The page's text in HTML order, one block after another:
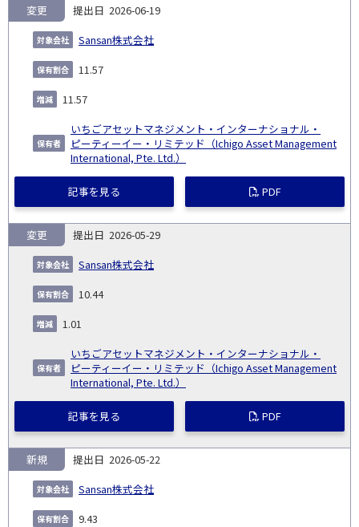
2026-06-19
Sansan株式会社
変更
11.57
11.57
いちごアセットマネジメント・インターナショナル・
ピーティーイー・リミテッド（Ichigo Asset Management
International, Pte. Ltd.）
記事を見る PDF
2026-05-29
Sansan株式会社
変更
10.44
1.01
いちごアセットマネジメント・インターナショナル・
ピーティーイー・リミテッド（Ichigo Asset Management
International, Pte. Ltd.）
記事を見る PDF
2026-05-22
Sansan株式会社
新規
9.43